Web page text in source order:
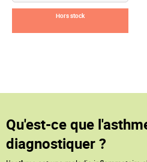
Hors stock
Qu'est-ce que
diagnostiquer ?